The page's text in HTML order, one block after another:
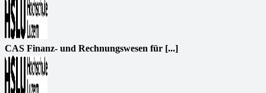
CAS Finanz- und Rechnungswesen für [...]